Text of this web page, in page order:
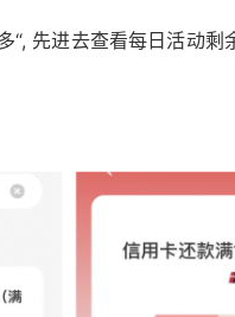
先进去查看每日活动剩